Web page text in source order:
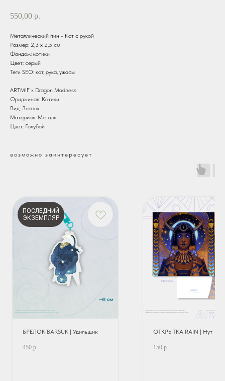
550,00 р.
Металлический пин - Кот с рукой
Размер: 2,3 х 2,5 см
Фандом: котики
Цвет: серый
Теги SEO: кот, рука, ужасы
ARTMIF х Dragon Madness
Ориджинал: Котики
Вид: Значок
Материал: Металл
Цвет: Голубой
возможно заинтересует
ПОСЛЕДНИЙ
ЭКЗЕМПЛЯР
БРЕЛОК BARSUK | Удильщик
450 р.
ОТКРЫТКА RAIN | Нут
150 р.